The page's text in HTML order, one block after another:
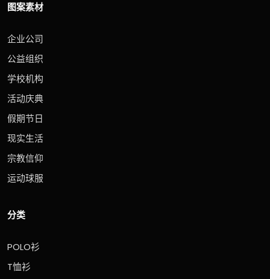
图案素材
企业公司
公益组织
学校机构
活动庆典
假期节日
现实生活
宗教信仰
运动球服
分类
POLO衫
T恤衫